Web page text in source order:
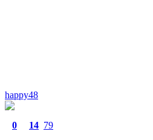
happy48
0 14 79